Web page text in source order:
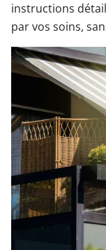
instructions
par vos soins,